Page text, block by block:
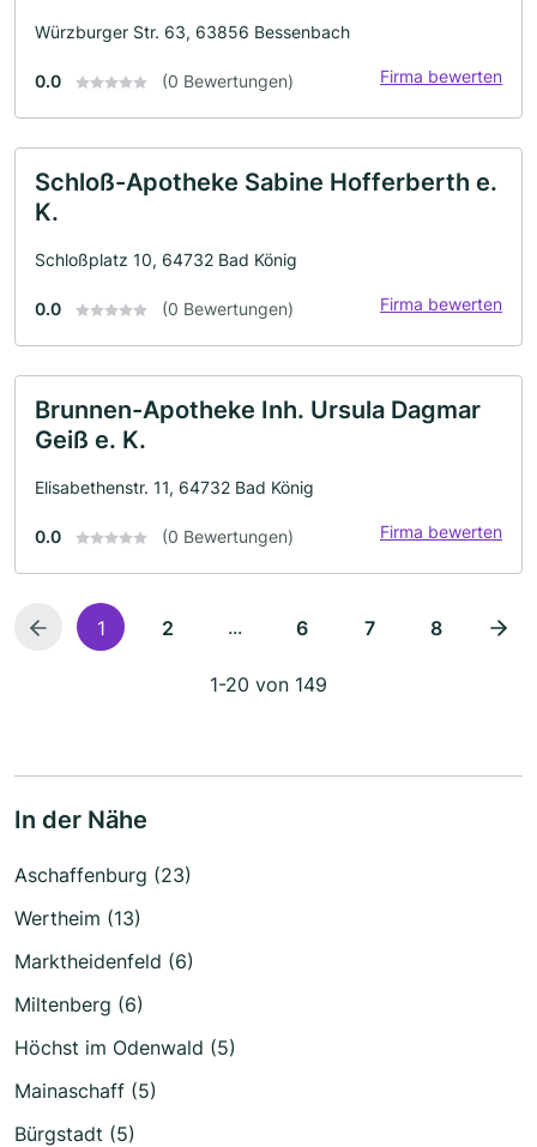
Würzburger Str. 63, 63856 Bessenbach
0.0 (0 Bewertungen) Firma bewerten
Schloß-Apotheke Sabine Hofferberth e.
K.
Schloßplatz 10, 64732 Bad König
0.0 (0 Bewertungen) Firma bewerten
Brunnen-Apotheke Inh. Ursula Dagmar
Geiß e. K.
Elisabethenstr. 11, 64732 Bad König
0.0 (0 Bewertungen) Firma bewerten
1 2 ... 6 7 8
1-20 von 149
In der Nähe
Aschaffenburg (23)
Wertheim (13)
Marktheidenfeld (6)
Miltenberg (6)
Höchst im Odenwald (5)
Mainaschaff (5)
Bürgstadt (5)